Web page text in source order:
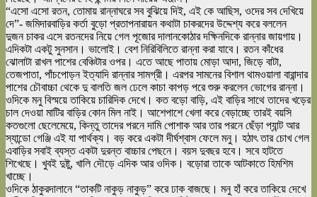
“এসো এসো রতন, তোমায় রান্নাঘরে সব বুঝিয়ে দিই, এই কে আছিস, ওদের সব দেখিয়ে
দে”- জমিদারবাড়ির কর্তা বুড়ো প্রতাপনারায়ন কথাটা চাকরদের উদ্দেশ্য করে বললেন
দুজন চাকর এসে রতনদের নিয়ে গেল পূজোর দালানকোঠার দক্ষিনদিকে রান্নার জায়গায়।
এদিকটা একটু সুনসান। ভালোই। বেশ নিরিবিলিতে রান্না করা যাবে। রতন কাঁধের
ঝোলাটা রাখল পাশের বেঞ্চিটার ওপর। এতে আছে পাতায় মোড়া আদা, জিড়ে বাটা,
তেজপাতা, পাঁচপোড়ন ইত্যাদি রান্নার সামগ্রী। এরপর সামনের বিশাল থামওয়ালা বারান্দার
পাশের চৌবাচ্চা থেকে দু বালতি জল ঢেলে কাচা কাপড় পরে শুরু করলেন ভোগের রান্না।
ওদিকে মনু বিস্ময়ে তাকিয়ে চারিদিক দেখে। কত বড়ো বাড়ি, এই বাড়ির সাথে তাদের খড়ের
চাল দেওয়া মাটির বাড়ির কোন মিল নাই। আশেপাশে খেলা করে বেড়াচ্ছে তারই বয়সি
কতগুলো ছেলেমেয়ে, কিন্তু তাদের পরনে দামি পোশাক আর তার পরনে ছেঁড়া প্যান্ট আর
স্যান্ডো গেঞ্জি এই যা পার্থক্য। বড় করে একটা দীর্ঘশ্বাস ফেলে মনু। হঠাৎ তার চোখ গেল
এবাড়ির সবাই ব্যস্ত একটা দুরন্ত বাচ্চার পেছনে। বয়স দুবছর হবে। সবে হাটতে
শিখেছে। খুবই দুষ্টু, খালি দৌড়ে এদিক আর ওদিক। বড়োরা তাকে আটকাতে হিমশিম
খাচ্ছে।
ওদিকে ঠাকুরদালানে “তাকটি নাকুড় নাকুড়” করে ঢাক বাজছে। মনু হাঁ করে তাকিয়ে দেখে